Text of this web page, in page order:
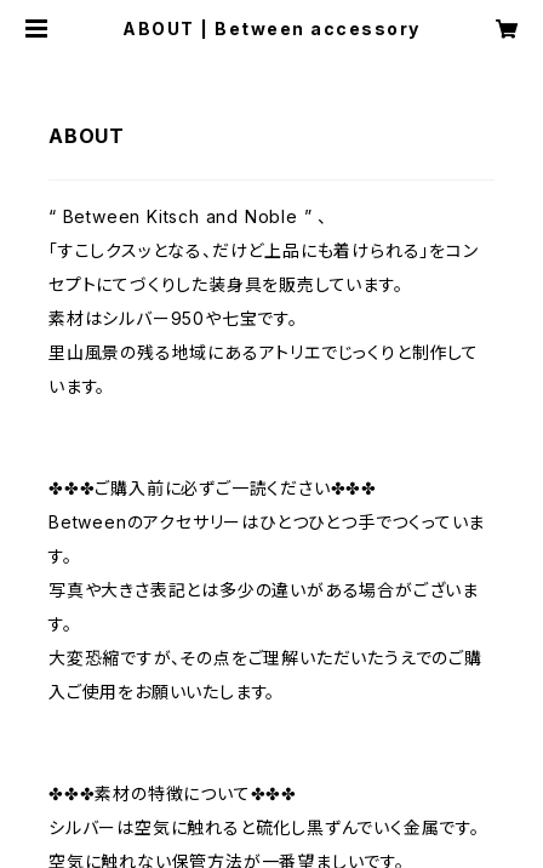
ABOUT | Between accessory
ABOUT
“ Between Kitsch and Noble ” 、
「すこしクスッとなる、だけど上品にも着けられる」をコン
セプトにてづくりした装身具を販売しています。
素材はシルバー950や七宝です。
里山風景の残る地域にあるアトリエでじっくりと制作して
います。
✤✤✤ご購入前に必ずご一読ください✤✤✤
Betweenのアクセサリーはひとつひとつ手でつくっていま
す。
写真や大きさ表記とは多少の違いがある場合がございま
す。
大変恐縮ですが、その点をご理解いただいたうえでのご購
入ご使用をお願いいたします。
✤✤✤素材の特徴について✤✤✤
シルバーは空気に触れると硫化し黒ずんでいく金属です。
空気に触れない保管方法が一番望ましいです。